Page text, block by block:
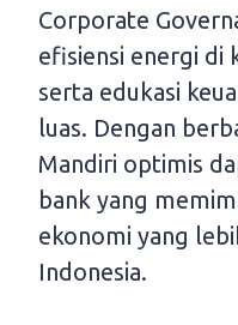
Corporate
efisiensi energi di
serta edukasi
luas. Dengan
Mandiri optimis
bank yang
ekonomi yang
Indonesia.